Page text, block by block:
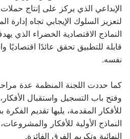
الإبداعي الذي يركز على إنتاج
لتعزيز السلوك الإيجابي تجاه إدارة
النماذج الاقتصادية الخضراء الذي
قابلة للتطبيق تحقق عائدًا اقتصاديًا
نفسه.
كما حددت اللجنة المنظمة عدة مراحل
وفتح باب التسجيل واستقبال
للأفكار المقدمة، يليها تقديم
النماذج الأولية للأفكار
النهائية وتكريم الفرق الفائزة.